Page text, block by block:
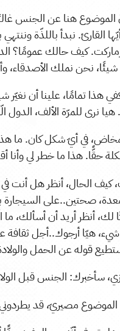
هنا عن الجنس
أيّها القارئ. نبدأ باللذّة
كيف حالك عمومًا؟
نحن نملك الأصدقاء،
هذا تمامًا، علينا أن نغيّر
نرى للمرّة الألف، الدول
في أيّ شكل كان. ما
حقًّا. هذا ما خطر لي
كيف الحال، أنظر هل أنت
صحتين..على السيجارة
لك، أنظر أريد أن أسألك،
شيء، هيّا أرجوك..أجل
قوله عن الحمل
سأخبرك: الجنس قبل
مصيريّ، قد